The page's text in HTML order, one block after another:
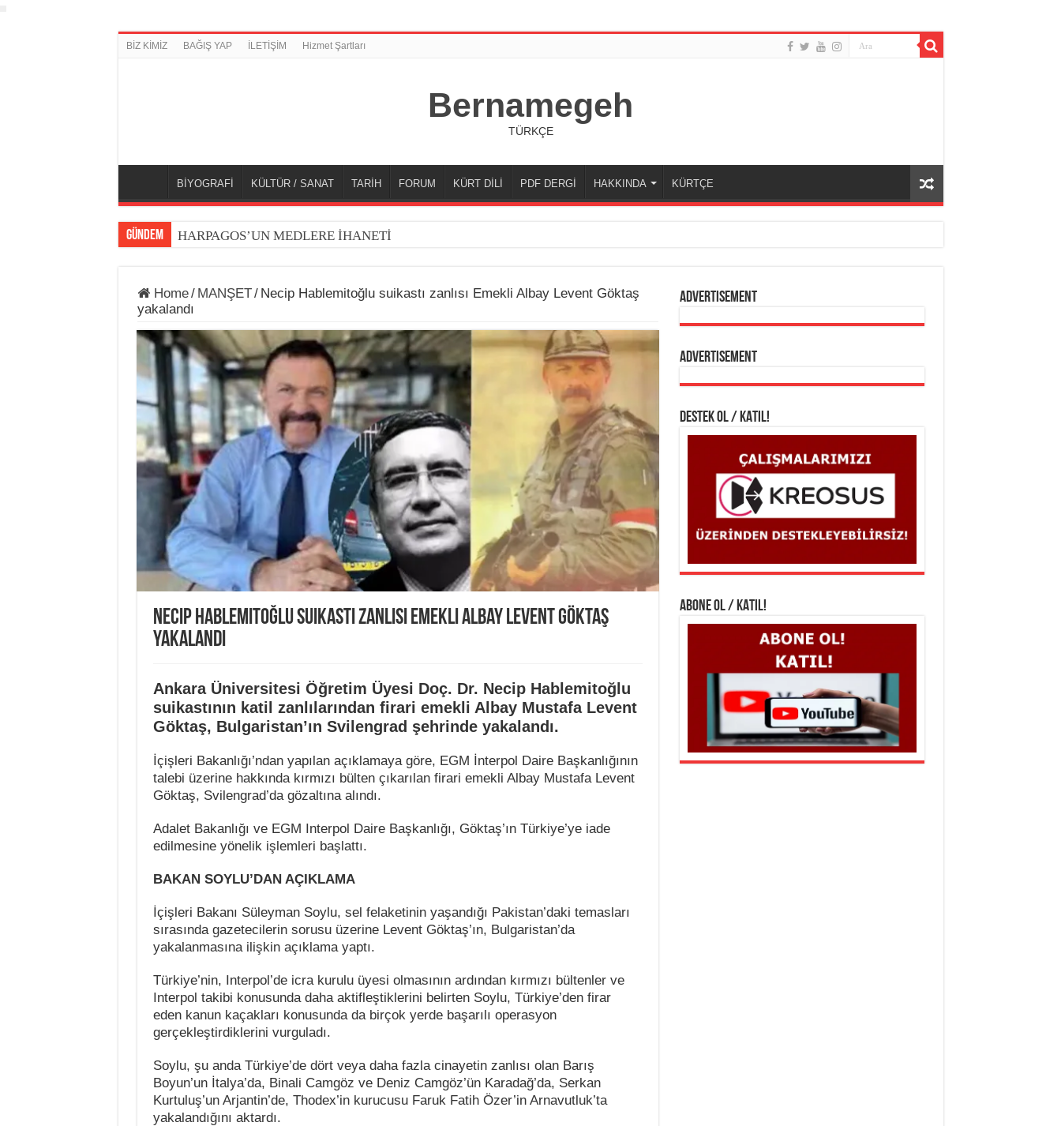
BİZ KİMİZ BAĞIŞ YAP İLETİŞİM Hizmet Şartları
Bernamegeh
TÜRKÇE
BİYOGRAFİ KÜLTÜR / SANAT TARİH FORUM KÜRT DİLİ PDF DERGİ HAKKINDA KÜRTÇE
GÜNDEM HARPAGOS’UN MEDLERE İHANETİ
Home/ MANŞET/ Necip Hablemitoğlu suikastı zanlısı Emekli Albay Levent Göktaş
yakalandı
Necip Hablemitoğlu suikastı zanlısı Emekli Albay Levent Göktaş
yakalandı
Ankara Üniversitesi Öğretim Üyesi Doç. Dr. Necip Hablemitoğlu
suikastının katil zanlılarından firari emekli Albay Mustafa Levent
Göktaş, Bulgaristan’ın Svilengrad şehrinde yakalandı.
İçişleri Bakanlığı’ndan yapılan açıklamaya göre, EGM İnterpol Daire Başkanlığının
talebi üzerine hakkında kırmızı bülten çıkarılan firari emekli Albay Mustafa Levent
Göktaş, Svilengrad’da gözaltına alındı.
Adalet Bakanlığı ve EGM Interpol Daire Başkanlığı, Göktaş’ın Türkiye’ye iade
edilmesine yönelik işlemleri başlattı.
BAKAN SOYLU’DAN AÇIKLAMA
İçişleri Bakanı Süleyman Soylu, sel felaketinin yaşandığı Pakistan’daki temasları
sırasında gazetecilerin sorusu üzerine Levent Göktaş’ın, Bulgaristan’da
yakalanmasına ilişkin açıklama yaptı.
Türkiye’nin, Interpol’de icra kurulu üyesi olmasının ardından kırmızı bültenler ve
Interpol takibi konusunda daha aktifleştiklerini belirten Soylu, Türkiye’den firar
eden kanun kaçakları konusunda da birçok yerde başarılı operasyon
gerçekleştirdiklerini vurguladı.
Soylu, şu anda Türkiye’de dört veya daha fazla cinayetin zanlısı olan Barış
Boyun’un İtalya’da, Binali Camgöz ve Deniz Camgöz’ün Karadağ’da, Serkan
Kurtuluş’un Arjantin’de, Thodex’in kurucusu Faruk Fatih Özer’in Arnavutluk’ta
yakalandığını aktardı.
Advertisement
Advertisement
DESTEK OL / KATIL!
ABONE OL / KATIL!